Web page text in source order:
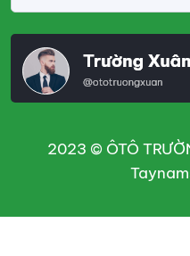
2023 © ÔTÔ